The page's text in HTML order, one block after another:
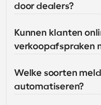
door dealers?
Kunnen klanten
verkoopafspraken
Welke soorten
automatiseren?